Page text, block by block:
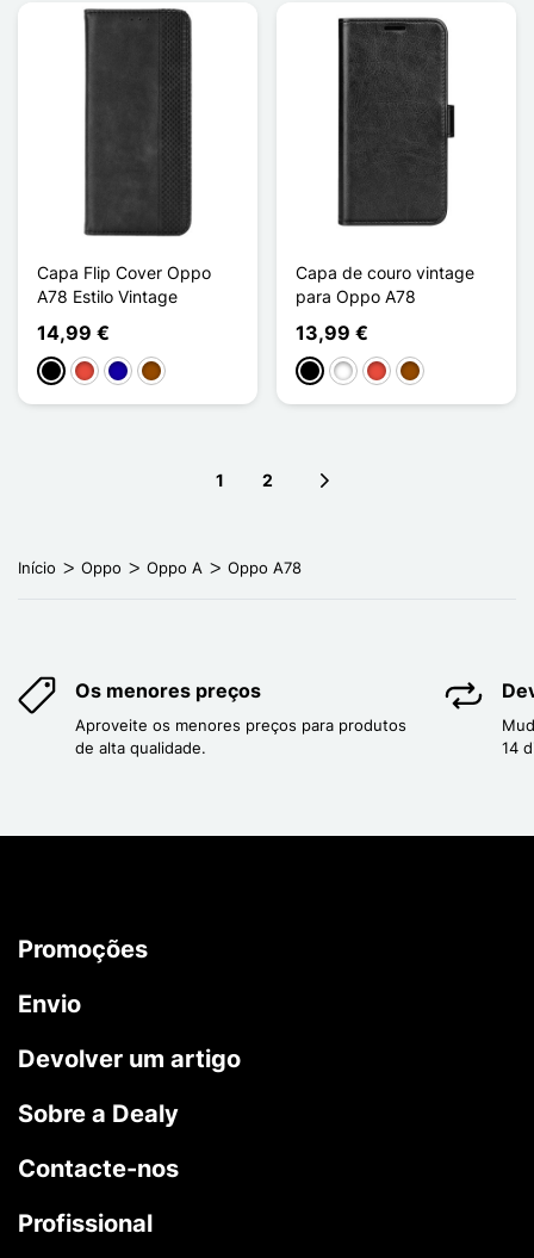
Capa Flip Cover Oppo
A78 Estilo Vintage
14,99 €
PretoVermelhoAzul Escuro
Castanho
Capa de couro vintage
para Oppo A78
13,99 €
PretoBrancoVermelhoCastanho
1 2
Início Oppo Oppo A Oppo A78
Os menores preços
Aproveite os menores preços para produtos
de alta qualidade.
14
Promoções
Envio
Devolver um artigo
Sobre a Dealy
Contacte-nos
Profissional